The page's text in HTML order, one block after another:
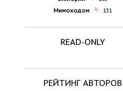
Мимоходом
131
READ-ONLY
РЕЙТИНГ АВТОРОВ